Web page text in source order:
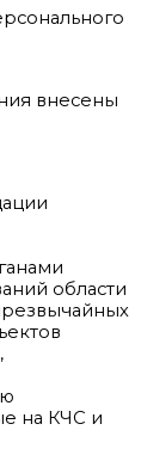
внесены
области
на КЧС и